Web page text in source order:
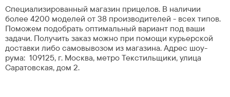
Специализированный магазин прицелов. В наличии
более 4200 моделей от 38 производителей - всех типов.
Поможем подобрать оптимальный вариант под ваши
задачи. Получить заказ можно при помощи курьерской
доставки либо самовывозом из магазина. Адрес шоу-
рума: 109125, г. Москва, метро Текстильщики, улица
Саратовская, дом 2.